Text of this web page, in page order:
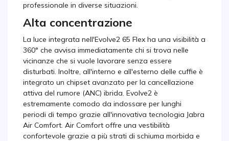
professionale in diverse situazioni.
Alta concentrazione
La luce integrata nell'Evolve2 65 Flex ha una visibilità a
360° che avvisa immediatamente chi si trova nelle
vicinanze che si vuole lavorare senza essere
disturbati. Inoltre, all'interno e all'esterno delle cuffie è
integrato un chipset avanzato per la cancellazione
attiva del rumore (ANC) ibrida. Evolve2 è
estremamente comodo da indossare per lunghi
periodi di tempo grazie all'innovativa tecnologia Jabra
Air Comfort. Air Comfort offre una vestibilità
confortevole grazie a più strati di schiuma morbida e